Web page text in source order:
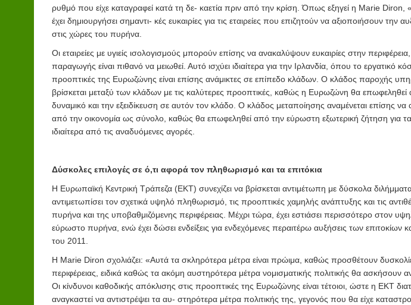
ρυθμό που είχε καταγραφεί κατά τη δε- καετία πριν από την κρίση. Όπως εξηγεί η Marie Diron,
έχει δημιουργήσει σημαντι- κές ευκαιρίες για τις εταιρείες που επιζητούν να αξιοποιήσουν την
στις χώρες του πυρήνα.
Οι εταιρείες με υγιείς ισολογισμούς μπορούν επίσης να ανακαλύψουν ευκαιρίες στην
παραγωγής είναι πιθανό να μειωθεί. Αυτό ισχύει ιδιαίτερα για την Ιρλανδία, όπου το εργατικό
προοπτικές της Ευρωζώνης είναι επίσης ανάμικτες σε επίπεδο κλάδων. Ο κλάδος παροχής
βρίσκεται μεταξύ των κλάδων με τις καλύτερες προοπτικές, καθώς η Ευρωζώνη θα επωφεληθεί
δυναμικό και την εξειδίκευση σε αυτόν τον κλάδο. Ο κλάδος μεταποίησης αναμένεται επίσης
από την οικονομία ως σύνολο, καθώς θα επωφεληθεί από την εύρωστη εξωτερική ζήτηση για
ιδιαίτερα από τις αναδυόμενες αγορές.
Δύσκολες επιλογές σε ό,τι αφορά τον πληθωρισμό και τα επιτόκια
Η Ευρωπαϊκή Κεντρική Τράπεζα (ΕΚΤ) συνεχίζει να βρίσκεται αντιμέτωπη με δύσκολα
αντιμετωπίσει τον σχετικά υψηλό πληθωρισμό, τις προοπτικές χαμηλής ανάπτυξης και τις
πυρήνα και της υποβαθμιζόμενης περιφέρειας. Μέχρι τώρα, έχει εστιάσει περισσότερο στον
εύρωστο πυρήνα, ενώ έχει δώσει ενδείξεις για ενδεχόμενες περαιτέρω αυξήσεις των επιτοκίων
του 2011.
Η Marie Diron σχολιάζει: «Αυτά τα σκληρότερα μέτρα είναι πρώιμα, καθώς προσθέτουν
περιφέρειας, ειδικά καθώς τα ακόμη αυστηρότερα μέτρα νομισματικής πολιτικής θα ασκήσουν
Οι κίνδυνοι καθοδικής απόκλισης στις προοπτικές της Ευρωζώνης είναι τέτοιοι, ώστε η ΕΚΤ
αναγκαστεί να αντιστρέψει τα αυ- στηρότερα μέτρα πολιτικής της, γεγονός που θα είχε